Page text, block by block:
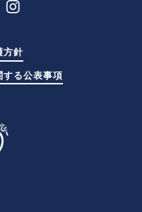
方針
する公表事項